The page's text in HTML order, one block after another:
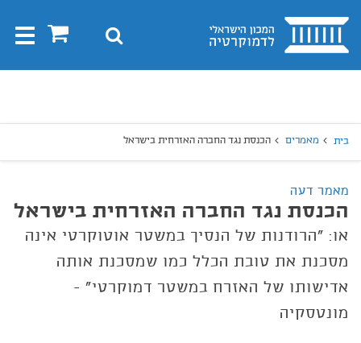
בית 0 חיפוש
בית מאמרים הכנסת נגד החברה האזרחית בישראל
מאמר דעה
הכנסת נגד החברה האזרחית בישראל
או: "הרודנות של הנסיך במשטר אוטוקרטי אינה
מסכנת את טובת הכלל כמו שמסכנת אותה
אדישותו של האזרח במשטר דמוקרטי" -
מונטסקיה